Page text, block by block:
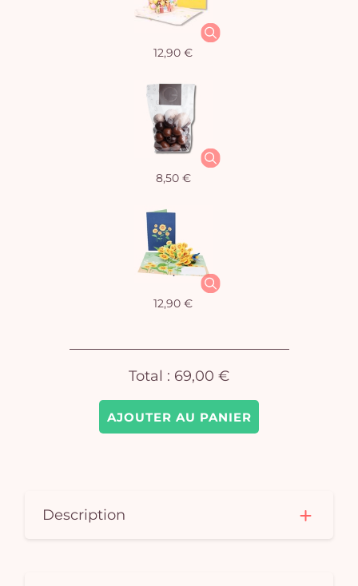
AJOUTER AU PANIER
12,90 €
8,50 €
12,90 €
Total : 69,00 €
Description